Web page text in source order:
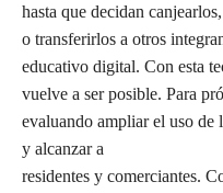
hasta que decidan
o transferirlos a otros
educativo digital. Con esta
vuelve a ser posible. Para
evaluando ampliar el uso de
y alcanzar a
residentes y comerciantes.